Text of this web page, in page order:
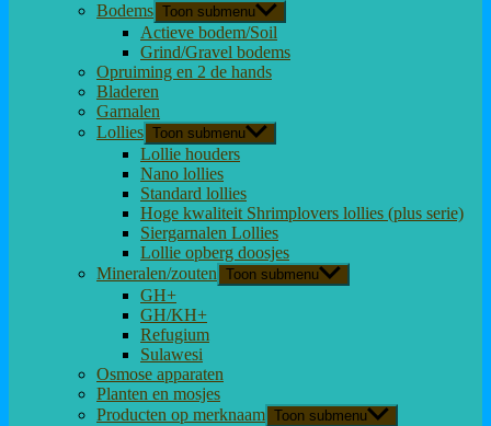
Bodems Toon submenu
Actieve bodem/Soil
Grind/Gravel bodems
Opruiming en 2 de hands
Bladeren
Garnalen
Lollies Toon submenu
Lollie houders
Nano lollies
Standard lollies
Hoge kwaliteit Shrimplovers lollies (plus serie)
Siergarnalen Lollies
Lollie opberg doosjes
Mineralen/zouten Toon submenu
GH+
GH/KH+
Refugium
Sulawesi
Osmose apparaten
Planten en mosjes
Producten op merknaam Toon submenu